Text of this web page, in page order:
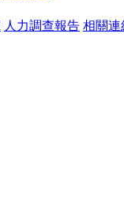
人力調查報告 相關連